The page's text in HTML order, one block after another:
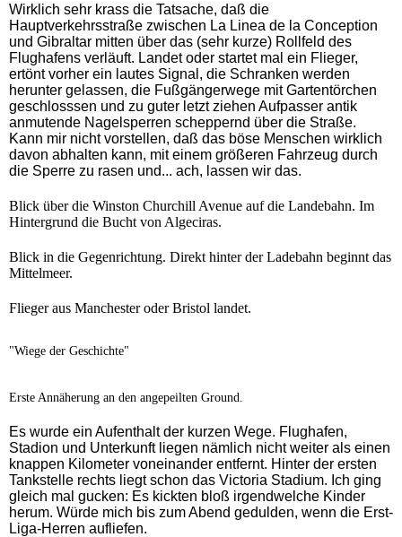
Wirklich sehr krass die Tatsache, daß die
Hauptverkehrsstraße zwischen La Linea de la Conception
und Gibraltar mitten über das (sehr kurze) Rollfeld des
Flughafens verläuft. Landet oder startet mal ein Flieger,
ertönt vorher ein lautes Signal, die Schranken werden
herunter gelassen, die Fußgängerwege mit Gartentörchen
geschlosssen und zu guter letzt ziehen Aufpasser antik
anmutende Nagelsperren scheppernd über die Straße.
Kann mir nicht vorstellen, daß das böse Menschen wirklich
davon abhalten kann, mit einem größeren Fahrzeug durch
die Sperre zu rasen und... ach, lassen wir das.
Blick über die Winston Churchill Avenue auf die Landebahn. Im
Hintergrund die Bucht von Algeciras.
Blick in die Gegenrichtung. Direkt hinter der Ladebahn beginnt das
Mittelmeer.
Flieger aus Manchester oder Bristol landet.
"Wiege der Geschichte"
Erste Annäherung an den angepeilten Ground.
Es wurde ein Aufenthalt der kurzen Wege. Flughafen,
Stadion und Unterkunft liegen nämlich nicht weiter als einen
knappen Kilometer voneinander entfernt. Hinter der ersten
Tankstelle rechts liegt schon das Victoria Stadium. Ich ging
gleich mal gucken: Es kickten bloß irgendwelche Kinder
herum. Würde mich bis zum Abend gedulden, wenn die Erst-
Liga-Herren aufliefen.